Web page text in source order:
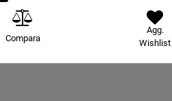
Compara
Agg.
Wishlist